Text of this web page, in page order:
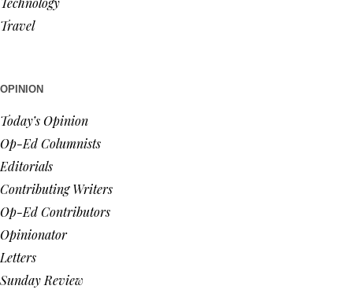
Travel
OPINION
Today’s Opinion
Op-Ed Columnists
Editorials
Contributing Writers
Op-Ed Contributors
Opinionator
Letters
Sunday Review